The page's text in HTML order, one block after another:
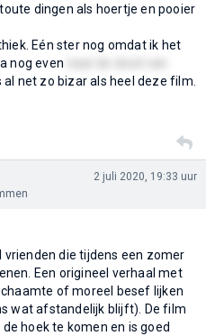
dingen als hoertje en pooier
Eén ster nog omdat ik het
nog even
al net zo bizar als heel deze film.
2 juli 2020, 19:33 uur
die tijdens een zomer
Een origineel verhaal met
of moreel besef lijken
wat afstandelijk blijft). De film
hoek te komen en is goed